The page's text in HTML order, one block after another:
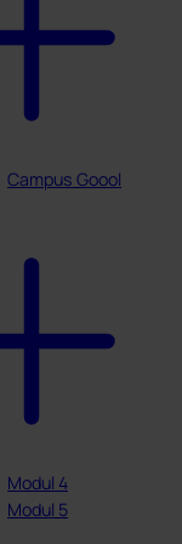
Campus Goool
Modul 4
Modul 5